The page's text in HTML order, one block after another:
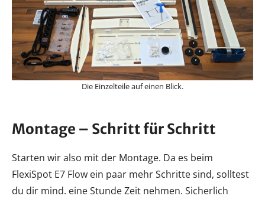
Die Einzelteile auf einen Blick.
Montage – Schritt für Schritt
Starten wir also mit der Montage. Da es beim
FlexiSpot E7 Flow ein paar mehr Schritte sind, solltest
du dir mind. eine Stunde Zeit nehmen. Sicherlich